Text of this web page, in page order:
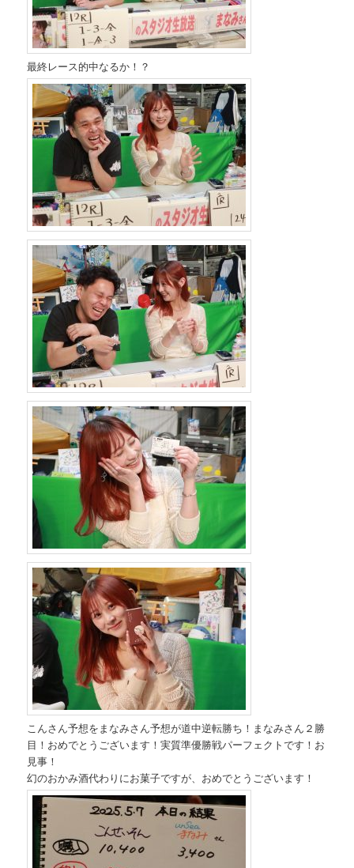
最終レース的中なるか！？
こんさん予想をまなみさん予想が道中逆転勝ち！まなみさん２勝
目！おめでとうございます！実質準優勝戦パーフェクトです！お
見事！
幻のおかみ酒代わりにお菓子ですが、おめでとうございます！